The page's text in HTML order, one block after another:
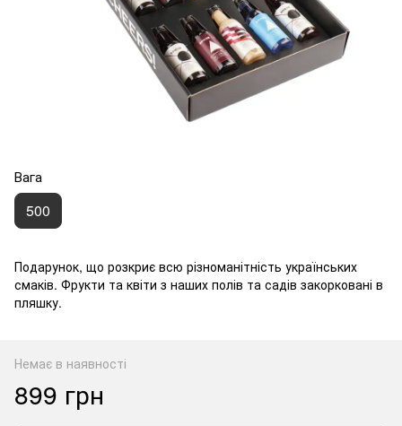
Вага
500
Подарунок, що розкриє всю різноманітність українських
смаків. Фрукти та квіти з наших полів та садів закорковані в
пляшку.
Немає в наявності
899 грн